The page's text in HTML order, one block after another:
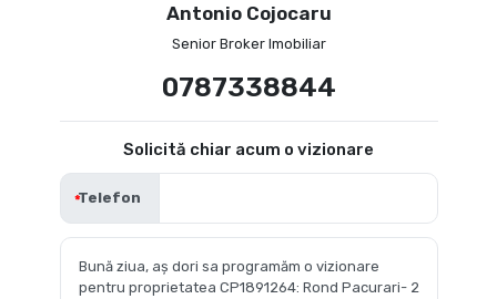
Antonio Cojocaru
Senior Broker Imobiliar
0787338844
Solicită chiar acum o vizionare
Telefon